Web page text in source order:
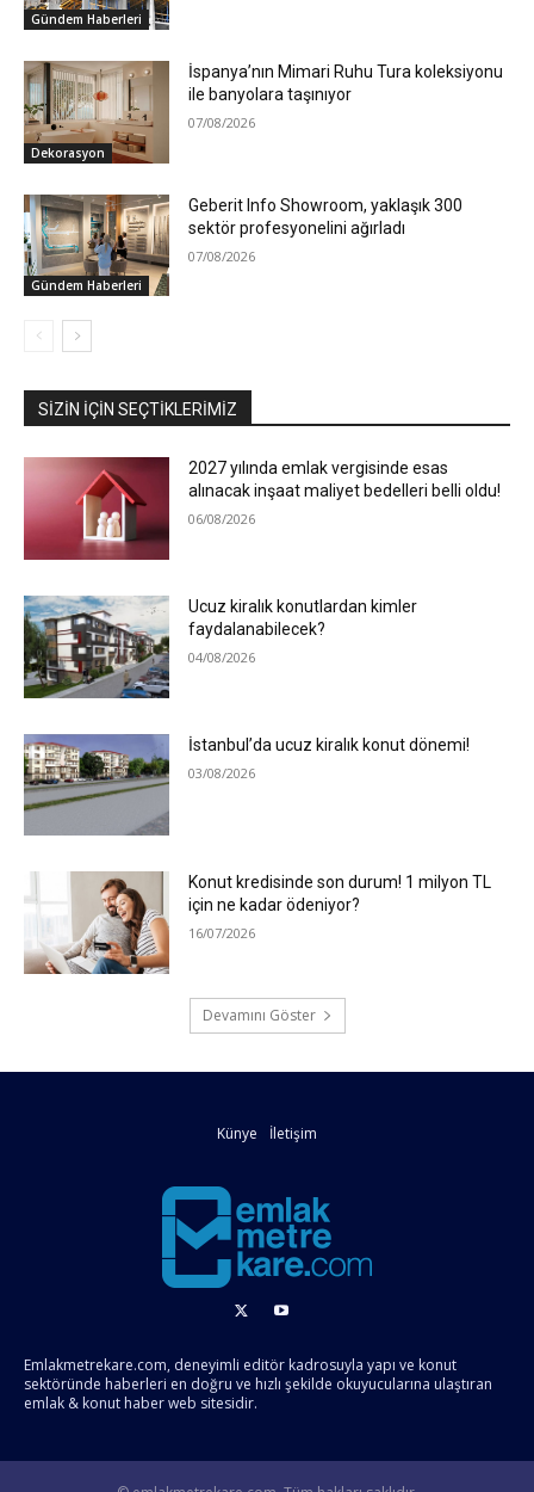
Gündem Haberleri
Dekorasyon
İspanya’nın Mimari Ruhu Tura koleksiyonu
ile banyolara taşınıyor
07/08/2026
Gündem Haberleri
Geberit Info Showroom, yaklaşık 300
sektör profesyonelini ağırladı
07/08/2026
SIZIN İÇIN SEÇTIKLERIMIZ
2027 yılında emlak vergisinde esas
alınacak inşaat maliyet bedelleri belli oldu!
06/08/2026
Ucuz kiralık konutlardan kimler
faydalanabilecek?
04/08/2026
İstanbul’da ucuz kiralık konut dönemi!
03/08/2026
Konut kredisinde son durum! 1 milyon TL
için ne kadar ödeniyor?
16/07/2026
Devamını Göster
Künye İletişim
Emlakmetrekare.com, deneyimli editör kadrosuyla yapı ve konut
sektöründe haberleri en doğru ve hızlı şekilde okuyucularına ulaştıran
emlak & konut haber web sitesidir.